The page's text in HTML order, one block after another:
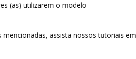
(as) utilizarem o modelo
assista nossos tutoriais em